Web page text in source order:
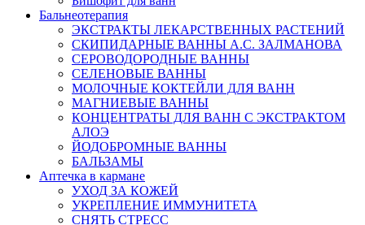
Бальнеотерапия
ЭКСТРАКТЫ ЛЕКАРСТВЕННЫХ РАСТЕНИЙ
СКИПИДАРНЫЕ ВАННЫ А.С. ЗАЛМАНОВА
СЕРОВОДОРОДНЫЕ ВАННЫ
СЕЛЕНОВЫЕ ВАННЫ
МОЛОЧНЫЕ КОКТЕЙЛИ ДЛЯ ВАНН
МАГНИЕВЫЕ ВАННЫ
КОНЦЕНТРАТЫ ДЛЯ ВАНН С ЭКСТРАКТОМ
АЛОЭ
ЙОДОБРОМНЫЕ ВАННЫ
БАЛЬЗАМЫ
Аптечка в кармане
УХОД ЗА КОЖЕЙ
УКРЕПЛЕНИЕ ИММУНИТЕТА
СНЯТЬ СТРЕСС